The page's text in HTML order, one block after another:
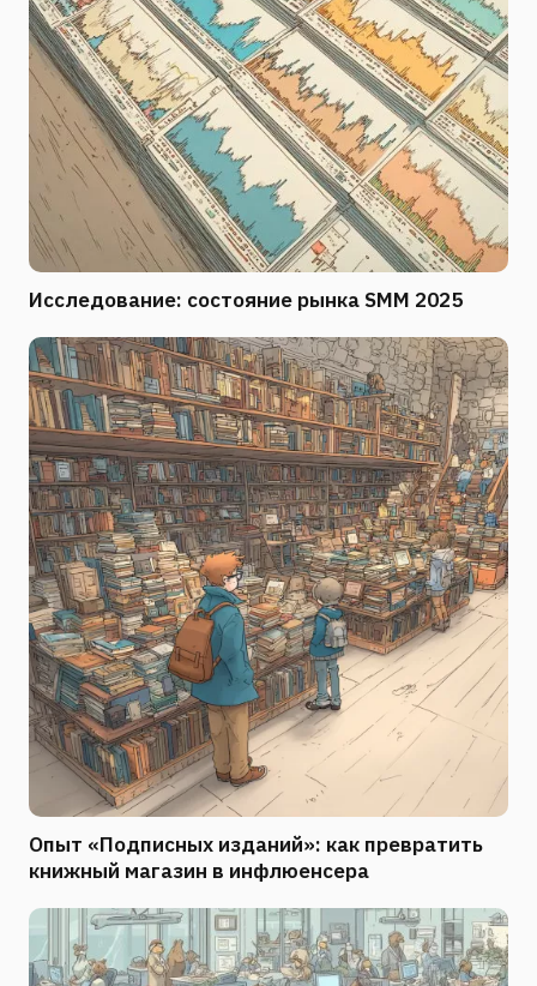
Исследование: состояние рынка SMM 2025
Опыт «Подписных изданий»: как превратить
книжный магазин в инфлюенсера